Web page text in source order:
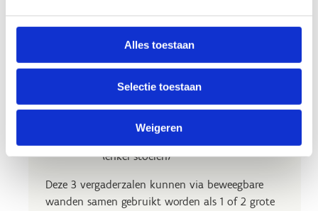
Alles toestaan
Selectie toestaan
Weigeren
Leslokaal 1 – capaciteit 25 personen –
Leslokaal 2– capaciteit 25 personen –
klasopstelling (stoelen + tafels)
Polyvalente zaal– capaciteit:
30 personen in klasopstelling
(enkel stoelen)
Deze 3 vergaderzalen kunnen via beweegbare
wanden samen gebruikt worden als 1 of 2 grote